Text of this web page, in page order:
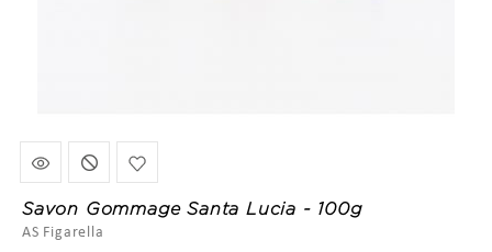
Savon Gommage Santa Lucia - 100g
AS Figarella